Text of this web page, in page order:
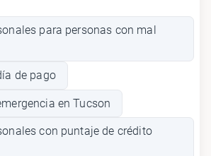
para personas con mal
de pago
en Tucson
con puntaje de crédito